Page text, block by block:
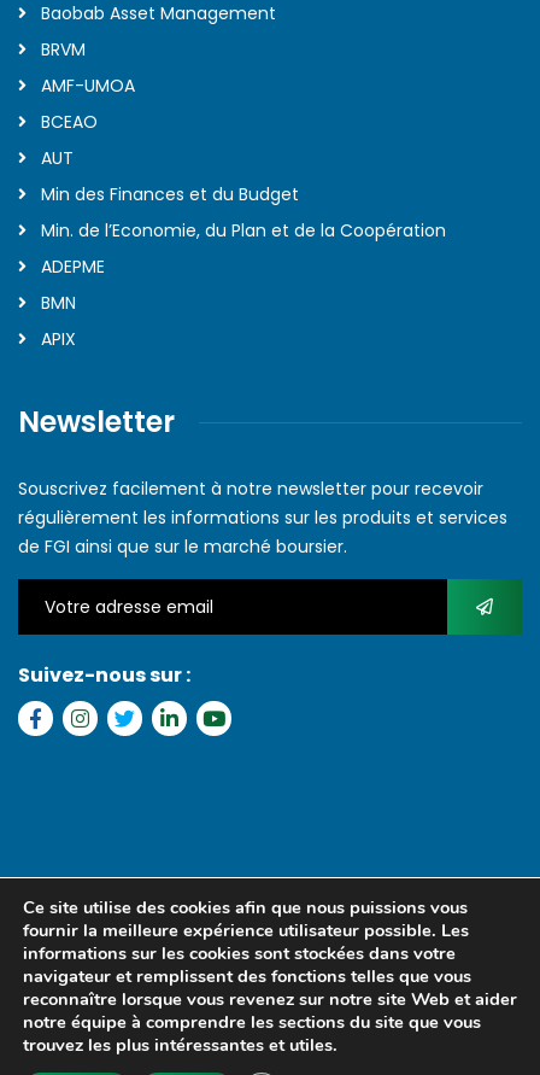
Baobab Asset Management
BRVM
AMF-UMOA
BCEAO
AUT
Min des Finances et du Budget
Min. de l’Economie, du Plan et de la Coopération
ADEPME
BMN
APIX
Newsletter
Souscrivez facilement à notre newsletter pour recevoir
régulièrement les informations sur les produits et services
de FGI ainsi que sur le marché boursier.
Suivez-nous sur :
MEDIA SENEGAL
Ce site utilise des cookies afin que nous puissions vous
fournir la meilleure expérience utilisateur possible. Les
informations sur les cookies sont stockées dans votre
navigateur et remplissent des fonctions telles que vous
reconnaître lorsque vous revenez sur notre site Web et aider
notre équipe à comprendre les sections du site que vous
trouvez les plus intéressantes et utiles.